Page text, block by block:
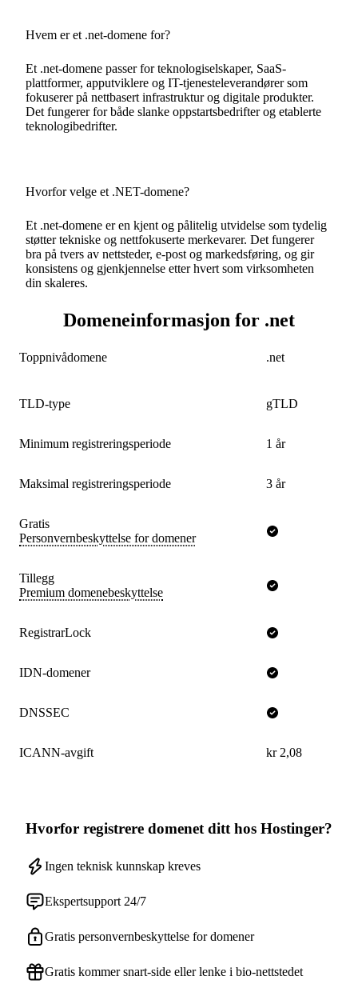
Hvem er et .net-domene for?
Et .net-domene passer for teknologiselskaper, SaaS-
plattformer, apputviklere og IT-tjenesteleverandører som
fokuserer på nettbasert infrastruktur og digitale produkter.
Det fungerer for både slanke oppstartsbedrifter og etablerte
teknologibedrifter.
Hvorfor velge et .NET-domene?
Et .net-domene er en kjent og pålitelig utvidelse som tydelig
støtter tekniske og nettfokuserte merkevarer. Det fungerer
bra på tvers av nettsteder, e-post og markedsføring, og gir
konsistens og gjenkjennelse etter hvert som virksomheten
din skaleres.
Domeneinformasjon for .net
Toppnivådomene .net
TLD-type gTLD
Minimum registreringsperiode 1 år
Maksimal registreringsperiode 3 år
Personvernbeskyttelse for domener
Gratis
Premium domenebeskyttelse
Tillegg
RegistrarLock
IDN-domener
DNSSEC
ICANN-avgift kr 2,08
Hvorfor registrere domenet ditt hos Hostinger?
Ingen teknisk kunnskap kreves
Ekspertsupport 24/7
Gratis personvernbeskyttelse for domener
Gratis kommer snart-side eller lenke i bio-nettstedet